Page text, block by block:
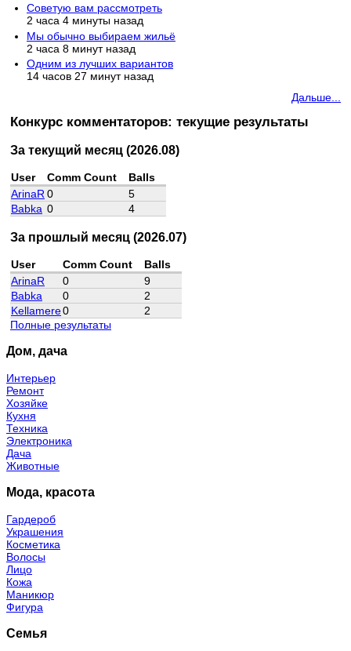
Советую вам рассмотреть
2 часа 4 минуты назад
Мы обычно выбираем жильё
2 часа 8 минут назад
Одним из лучших вариантов
14 часов 27 минут назад
Дальше...
Конкурс комментаторов: текущие результаты
За текущий месяц (2026.08)
User Comm Count
Balls
ArinaR0
5
Babka 0 4
За прошлый месяц (2026.07)
User Comm Count
Balls
ArinaR
0
9
Babka
0
2
Kellamere0
2
Полные результаты
Дом, дача
Интерьер
Ремонт
Хозяйке
Кухня
Техника
Электроника
Дача
Животные
Мода, красота
Гардероб
Украшения
Косметика
Волосы
Лицо
Кожа
Маникюр
Фигура
Семья